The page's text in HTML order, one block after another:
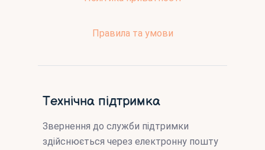
Правила та умови
Технічна підтримка
Звернення до служби підтримки
здійснюється через електронну пошту